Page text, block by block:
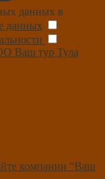
данных в
данных
Ваш тур Тула
компании “Ваш